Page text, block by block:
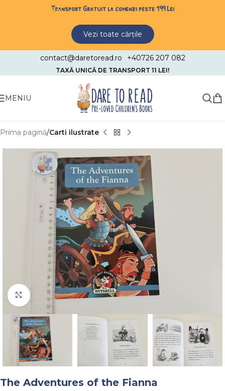
Skip to navigationTransport Gratuit la comenzi peste 199 Lei
Vezi toate cărțile
contact@daretoread.ro +40726 207 082
TAXĂ UNICĂ DE TRANSPORT 11 LEI!
MENIU
Prima pagină Carti ilustrate
Faceți click pentru a mări
The Adventures of the Fianna